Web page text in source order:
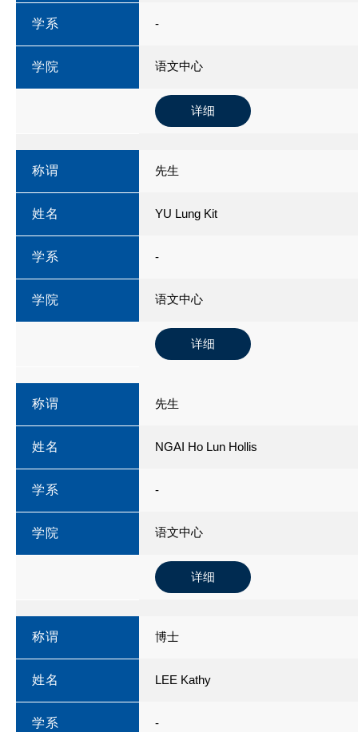
学系 -
学院 语文中心
详细
称谓 先生
姓名 YU Lung Kit
学系 -
学院 语文中心
详细
称谓 先生
姓名 NGAI Ho Lun Hollis
学系 -
学院 语文中心
详细
称谓 博士
姓名 LEE Kathy
学系 -